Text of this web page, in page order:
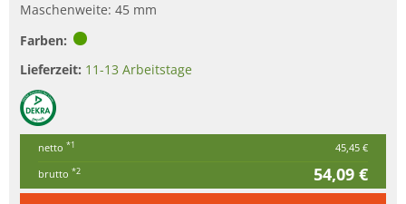
Maschenweite: 45 mm
Farben:
Lieferzeit: 11-13 Arbeitstage
netto *1
45,45 €
brutto *2 54,09 €